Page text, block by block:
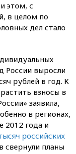
этом, с
в целом по
дел стало
России выросли
рублей в год. К
взносы в
заявила,
в регионах,
2012 года и
российских
свернули планы